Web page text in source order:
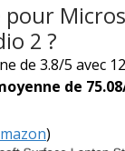
pour
2 ?
de 3.8/5 avec
de
)